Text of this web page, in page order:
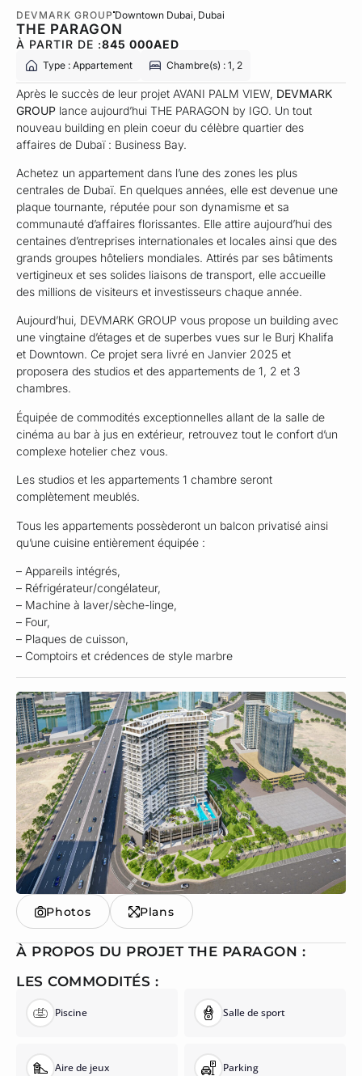
DEVMARK GROUP Downtown Dubai , Dubai
THE PARAGON
À PARTIR DE :845 000AED
Type : Appartement Chambre(s) : 1, 2
Après le succès de leur projet AVANI PALM VIEW, DEVMARK
GROUP lance aujourd’hui THE PARAGON by IGO. Un tout
nouveau building en plein coeur du célèbre quartier des
affaires de Dubaï : Business Bay.
Achetez un appartement dans l’une des zones les plus
centrales de Dubaï. En quelques années, elle est devenue une
plaque tournante, réputée pour son dynamisme et sa
communauté d’affaires florissantes. Elle attire aujourd’hui des
centaines d’entreprises internationales et locales ainsi que des
grands groupes hôteliers mondiales. Attirés par ses bâtiments
vertigineux et ses solides liaisons de transport, elle accueille
des millions de visiteurs et investisseurs chaque année.
Aujourd’hui, DEVMARK GROUP vous propose un building avec
une vingtaine d’étages et de superbes vues sur le Burj Khalifa
et Downtown. Ce projet sera livré en Janvier 2025 et
proposera des studios et des appartements de 1, 2 et 3
chambres.
Équipée de commodités exceptionnelles allant de la salle de
cinéma au bar à jus en extérieur, retrouvez tout le confort d’un
complexe hotelier chez vous.
Les studios et les appartements 1 chambre seront
complètement meublés.
Tous les appartements possèderont un balcon privatisé ainsi
qu’une cuisine entièrement équipée :
– Appareils intégrés,
– Réfrigérateur/congélateur,
– Machine à laver/sèche-linge,
– Four,
– Plaques de cuisson,
– Comptoirs et crédences de style marbre
Photos Plans
À PROPOS DU PROJET THE PARAGON :
LES COMMODITÉS :
Piscine Salle de sport
Aire de jeux Parking